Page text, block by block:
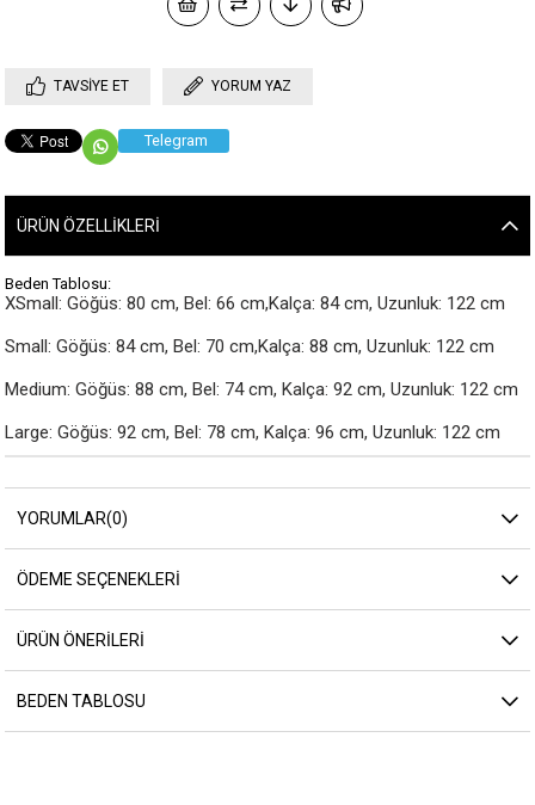
TAVSIYE ET YORUM YAZ
Telegram
ÜRÜN ÖZELLIKLERI
Beden Tablosu:
XSmall: Göğüs: 80 cm, Bel: 66 cm,Kalça: 84 cm, Uzunluk: 122 cm
Small: Göğüs: 84 cm, Bel: 70 cm,Kalça: 88 cm, Uzunluk: 122 cm
Medium: Göğüs: 88 cm, Bel: 74 cm, Kalça: 92 cm, Uzunluk: 122 cm
Large: Göğüs: 92 cm, Bel: 78 cm, Kalça: 96 cm, Uzunluk: 122 cm
YORUMLAR(0)
ÖDEME SEÇENEKLERI
ÜRÜN ÖNERILERI
BEDEN TABLOSU